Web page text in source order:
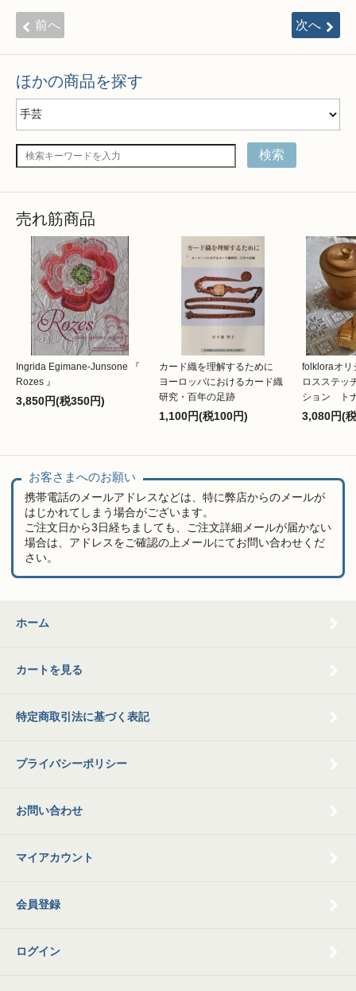
前へ 次へ
ほかの商品を探す
検索
売れ筋商品
Ingrida Egimane-Junsone 『
Rozes 』
3,850円(税350円)
カード織を理解するために
ヨーロッパにおけるカード織
研究・百年の足跡
1,100円(税100円)
folkloraオ
ロスステッ
ション ト
3,080円(
お客さまへのお願い
携帯電話のメールアドレスなどは、特に弊店からのメールが
はじかれてしまう場合がございます。
ご注文日から3日経ちましても、ご注文詳細メールが届かない
場合は、アドレスをご確認の上メールにてお問い合わせくだ
さい。
ホーム
カートを見る
特定商取引法に基づく表記
プライバシーポリシー
お問い合わせ
マイアカウント
会員登録
ログイン